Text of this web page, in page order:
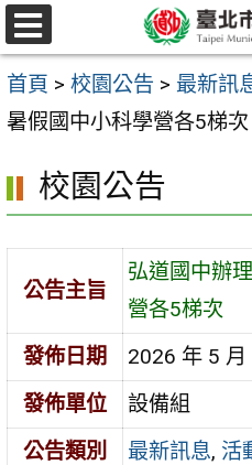
跳
至
主
要
容
區
選
單
首頁 > 校園公告 > 最新訊
暑假國中小科學營各5梯次
校園公告
公告主旨
弘道國中辦
營各5梯次
發佈日期
2026 年 5 月
發佈單位
設備組
公告類別
最新訊息, 活